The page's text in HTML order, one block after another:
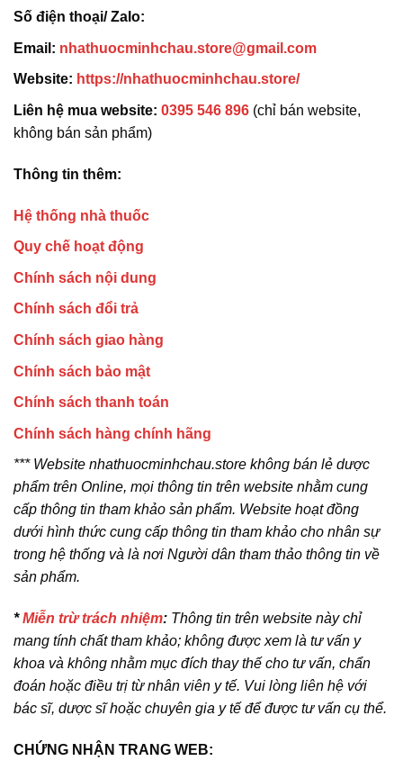
Số điện thoại/ Zalo:
Email: nhathuocminhchau.store@gmail.com
Website: https://nhathuocminhchau.store/
Liên hệ mua website: 0395 546 896 (chỉ bán website,
không bán sản phẩm)
Thông tin thêm:
Hệ thống nhà thuốc
Quy chế hoạt động
Chính sách nội dung
Chính sách đổi trả
Chính sách giao hàng
Chính sách bảo mật
Chính sách thanh toán
Chính sách hàng chính hãng
*** Website nhathuocminhchau.store không bán lẻ dược
phẩm trên Online, mọi thông tin trên website nhằm cung
cấp thông tin tham khảo sản phẩm. Website hoạt đồng
dưới hình thức cung cấp thông tin tham khảo cho nhân sự
trong hệ thống và là nơi Người dân tham thảo thông tin về
sản phẩm.
*Miễn trừ trách nhiệm: Thông tin trên website này chỉ
mang tính chất tham khảo; không được xem là tư vấn y
khoa và không nhằm mục đích thay thế cho tư vấn, chẩn
đoán hoặc điều trị từ nhân viên y tế. Vui lòng liên hệ với
bác sĩ, dược sĩ hoặc chuyên gia y tế để được tư vấn cụ thể.
CHỨNG NHẬN TRANG WEB: